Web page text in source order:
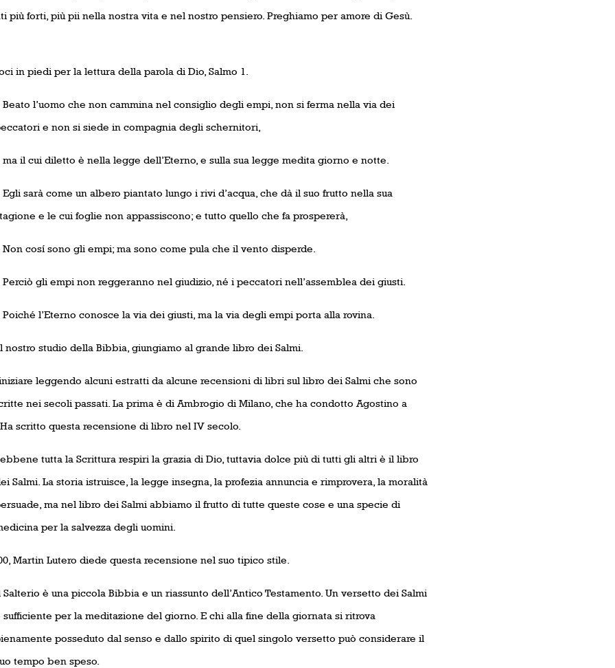
più forti, più pii nella nostra vita e nel nostro pensiero. Preghiamo per amore di Gesù.
in piedi per la lettura della parola di Dio, Salmo 1.
Beato l’uomo che non cammina nel consiglio degli empi, non si ferma nella via dei
e non si siede in compagnia degli schernitori,
ma il cui diletto è nella legge dell’Eterno, e sulla sua legge medita giorno e notte.
Egli sarà come un albero piantato lungo i rivi d’acqua, che dà il suo frutto nella sua
e le cui foglie non appassiscono; e tutto quello che fa prospererà,
Non cosí sono gli empi; ma sono come pula che il vento disperde.
Perciò gli empi non reggeranno nel giudizio, né i peccatori nell’assemblea dei giusti.
Poiché l’Eterno conosce la via dei giusti, ma la via degli empi porta alla rovina.
nostro studio della Bibbia, giungiamo al grande libro dei Salmi.
leggendo alcuni estratti da alcune recensioni di libri sul libro dei Salmi che sono
nei secoli passati. La prima è di Ambrogio di Milano, che ha condotto Agostino a
scritto questa recensione di libro nel IV secolo.
tutta la Scrittura respiri la grazia di Dio, tuttavia dolce più di tutti gli altri è il libro
Salmi. La storia istruisce, la legge insegna, la profezia annuncia e rimprovera, la moralità
ma nel libro dei Salmi abbiamo il frutto di tutte queste cose e una specie di
per la salvezza degli uomini.
Martin Lutero diede questa recensione nel suo tipico stile.
Salterio è una piccola Bibbia e un riassunto dell’Antico Testamento. Un versetto dei Salmi
sufficiente per la meditazione del giorno. E chi alla fine della giornata si ritrova
posseduto dal senso e dallo spirito di quel singolo versetto può considerare il
tempo ben speso.